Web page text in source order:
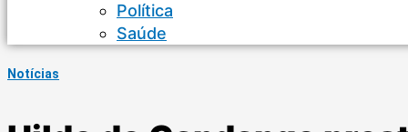
Política
Saúde
Notícias